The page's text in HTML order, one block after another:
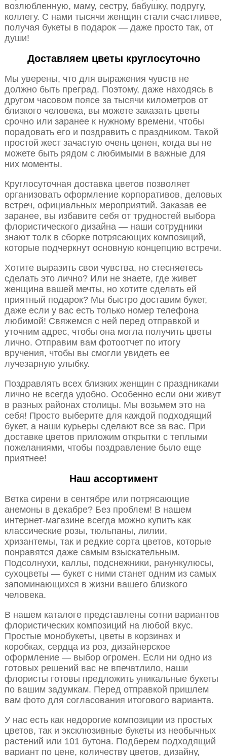
возлюбленную, маму, сестру, бабушку, подругу,
коллегу. С нами тысячи женщин стали счастливее,
получая букеты в подарок — даже просто так, от
души!
Доставляем цветы круглосуточно
Мы уверены, что для выражения чувств не
должно быть преград. Поэтому, даже находясь в
другом часовом поясе за тысячи километров от
близкого человека, вы можете заказать цветы
срочно или заранее к нужному времени, чтобы
порадовать его и поздравить с праздником. Такой
простой жест зачастую очень ценен, когда вы не
можете быть рядом с любимыми в важные для
них моменты.
Круглосуточная доставка цветов позволяет
организовать оформление корпоративов, деловых
встреч, официальных мероприятий. Заказав ее
заранее, вы избавите себя от трудностей выбора
флористического дизайна — наши сотрудники
знают толк в сборке потрясающих композиций,
которые подчеркнут основную концепцию встречи.
Хотите выразить свои чувства, но стесняетесь
сделать это лично? Или не знаете, где живет
женщина вашей мечты, но хотите сделать ей
приятный подарок? Мы быстро доставим букет,
даже если у вас есть только номер телефона
любимой! Свяжемся с ней перед отправкой и
уточним адрес, чтобы она могла получить цветы
лично. Отправим вам фотоотчет по итогу
вручения, чтобы вы смогли увидеть ее
лучезарную улыбку.
Поздравлять всех близких женщин с праздниками
лично не всегда удобно. Особенно если они живут
в разных районах столицы. Мы возьмем это на
себя! Просто выберите для каждой подходящий
букет, а наши курьеры сделают все за вас. При
доставке цветов приложим открытки с теплыми
пожеланиями, чтобы поздравление было еще
приятнее!
Наш ассортимент
Ветка сирени в сентябре или потрясающие
анемоны в декабре? Без проблем! В нашем
интернет-магазине всегда можно купить как
классические розы, тюльпаны, лилии,
хризантемы, так и редкие сорта цветов, которые
понравятся даже самым взыскательным.
Подсолнухи, каллы, подснежники, ранункулюсы,
сухоцветы — букет с ними станет одним из самых
запоминающихся в жизни вашего близкого
человека.
В нашем каталоге представлены сотни вариантов
флористических композиций на любой вкус.
Простые монобукеты, цветы в корзинах и
коробках, сердца из роз, дизайнерское
оформление — выбор огромен. Если ни одно из
готовых решений вас не впечатлило, наши
флористы готовы предложить уникальные букеты
по вашим задумкам. Перед отправкой пришлем
вам фото для согласования итогового варианта.
У нас есть как недорогие композиции из простых
цветов, так и эксклюзивные букеты из необычных
растений или 101 бутона. Подберем подходящий
вариант по цене, количеству цветов, дизайну,